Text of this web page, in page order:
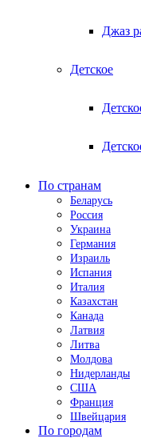
Джаз
Детское
По странам
Беларусь
Россия
Украина
Германия
Израиль
Испания
Италия
Казахстан
Канада
Латвия
Литва
Молдова
Нидерланды
США
Франция
Швейцария
По городам